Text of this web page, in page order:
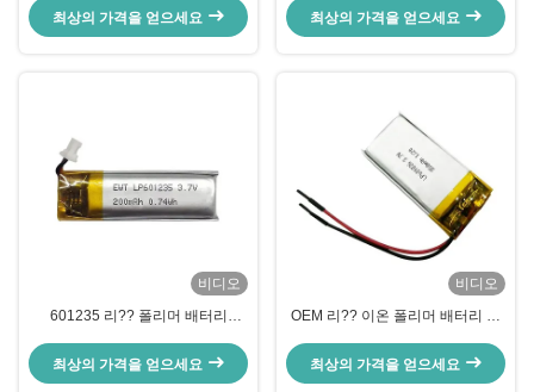
LP852045
최상의 가격을 얻으세요
배터리
최상의 가격을 얻으세요
비디오
601235 리?? 폴리머 배터리
리포 배터리
최상의 가격을 얻으세요
비디오
OEM 리?? 이온 폴리머 배터리 방
재충전
최상의 가격을 얻으세요